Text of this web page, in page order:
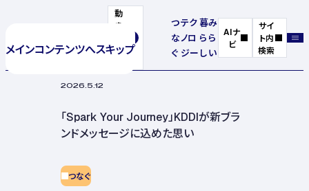
メインコンテンツへスキップ
動
き
停
つ
な
ぐ
テク
ノロ
ジー
暮
ら
し
み
ら
い
AIナ
ビ
サイ
ト内
検索
2026.5.12
「Spark Your Journey」KDDIが新ブラ
ンドメッセージに込めた思い
つなぐ